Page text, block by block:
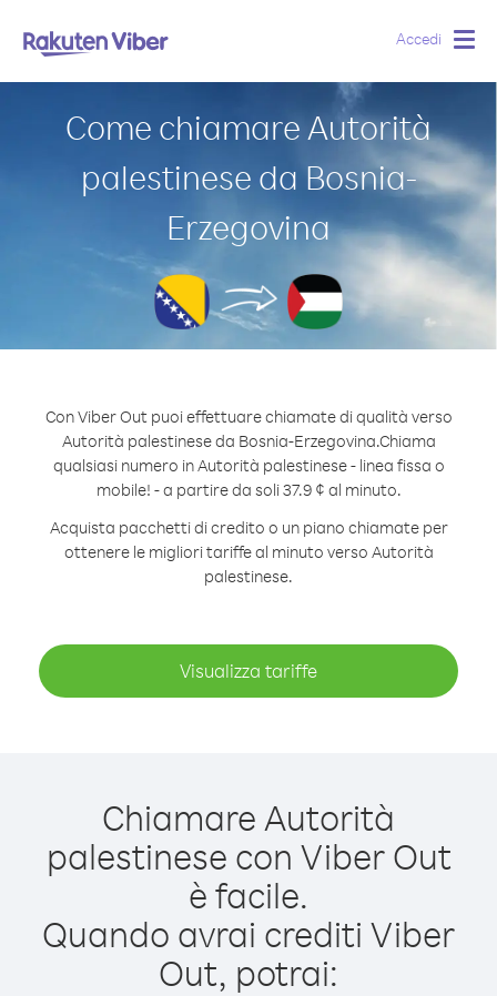
Accedi
Come chiamare Autorità
palestinese da Bosnia-
Erzegovina
Con Viber Out puoi effettuare chiamate di qualità verso
Autorità palestinese da Bosnia-Erzegovina.Chiama
qualsiasi numero in Autorità palestinese - linea fissa o
mobile! - a partire da soli 37.9 ¢ al minuto.
Acquista pacchetti di credito o un piano chiamate per
ottenere le migliori tariffe al minuto verso Autorità
palestinese.
Visualizza tariffe
Chiamare Autorità
palestinese con Viber Out
è facile.
Quando avrai crediti Viber
Out, potrai: